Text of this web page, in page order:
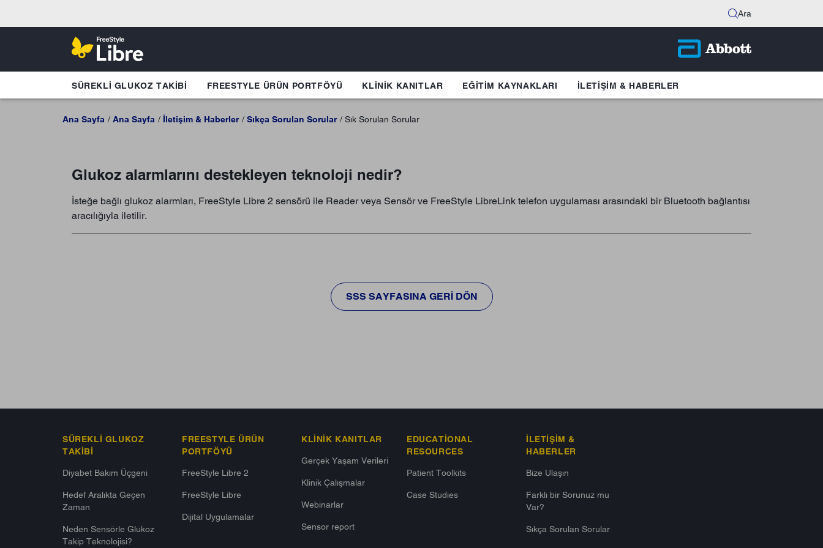
Ara
SÜREKLI GLUKOZ TAKIBI FREESTYLE ÜRÜN PORTFÖYÜ KLINIK KANITLAR EĞİTİM KAYNAKLARI İLETIŞIM & HABERLER
Ana Sayfa Ana Sayfa İletişim & Haberler Sıkça Sorulan Sorular Sık Sorulan Sorular
Glukoz alarmlarını destekleyen teknoloji nedir?
İsteğe bağlı glukoz alarmları, FreeStyle Libre 2 sensörü ile Reader veya Sensör ve FreeStyle LibreLink telefon uygulaması arasındaki bir Bluetooth bağlantısı
aracılığıyla iletilir.
SSS SAYFASINA GERI DÖN
SÜREKLI GLUKOZ
TAKIBI
Diyabet Bakım Üçgeni​
Hedef Aralıkta Geçen
Zaman
Neden Sensörle Glukoz
Takip Teknolojisi?
FREESTYLE ÜRÜN
PORTFÖYÜ
FreeStyle Libre 2
FreeStyle Libre
Dijital Uygulamalar
KLINIK KANITLAR
Gerçek Yaşam Verileri
Klinik Çalışmalar
Webinarlar
Sensor report
EDUCATIONAL
RESOURCES
Patient Toolkits
Case Studies
İLETIŞIM &
HABERLER
Bize Ulaşın
Farklı bir Sorunuz mu
Var?​
Sıkça Sorulan Sorular